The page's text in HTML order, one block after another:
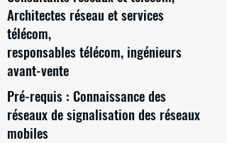
Architectes réseau et services
télécom,
responsables télécom, ingénieurs
avant-vente
Pré-requis : Connaissance des
réseaux de signalisation des réseaux
mobiles